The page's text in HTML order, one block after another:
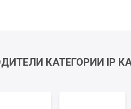
КАТЕГОРИИ IP